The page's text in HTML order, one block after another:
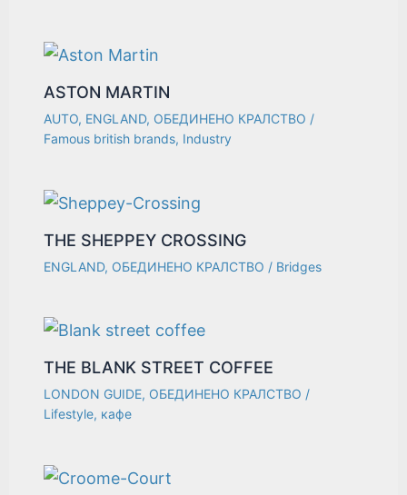
ASTON MARTIN
AUTO, ENGLAND, ОБЕДИНЕНО КРАЛСТВО /
Famous british brands, Industry
THE SHEPPEY CROSSING
ENGLAND, ОБЕДИНЕНО КРАЛСТВО / Bridges
THE BLANK STREET COFFEE
LONDON GUIDE, ОБЕДИНЕНО КРАЛСТВО /
Lifestyle, кафе